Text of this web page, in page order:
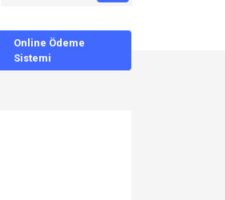
Online Ödeme
Sistemi